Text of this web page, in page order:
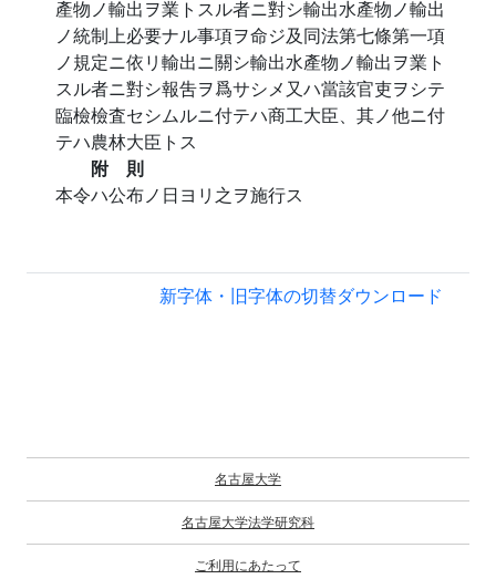
產物ノ輸出ヲ業トスル者ニ對シ輸出水產物ノ輸出
ノ統制上必要ナル事項ヲ命ジ及同法第七條第一項
ノ規定ニ依リ輸出ニ關シ輸出水產物ノ輸出ヲ業ト
スル者ニ對シ報吿ヲ爲サシメ又ハ當該官吏ヲシテ
臨檢檢査セシムルニ付テハ商工大臣、其ノ他ニ付
テハ農林大臣トス
附 則
本令ハ公布ノ日ヨリ之ヲ施行ス
新字体・旧字体の切替ダウンロード
名古屋大学
名古屋大学法学研究科
ご利用にあたって